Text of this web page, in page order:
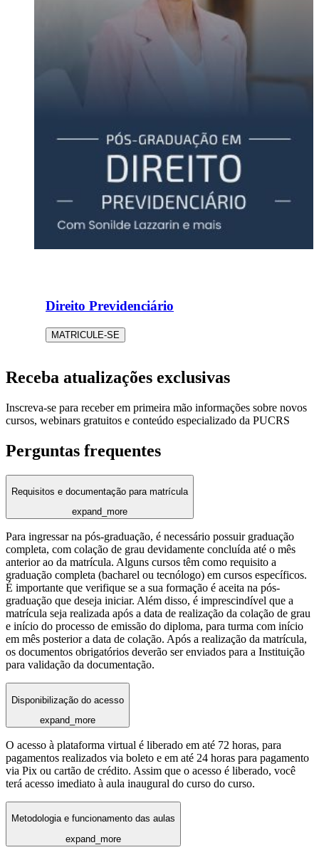
Direito Previdenciário
MATRICULE-SE
Receba atualizações exclusivas
Inscreva-se para receber em primeira mão informações sobre novos
cursos, webinars gratuitos e conteúdo especializado da PUCRS
Perguntas frequentes
Requisitos e documentação para matrícula
expand_more
Para ingressar na pós-graduação, é necessário possuir graduação
completa, com colação de grau devidamente concluída até o mês
anterior ao da matrícula. Alguns cursos têm como requisito a
graduação completa (bacharel ou tecnólogo) em cursos específicos.
É importante que verifique se a sua formação é aceita na pós-
graduação que deseja iniciar. Além disso, é imprescindível que a
matrícula seja realizada após a data de realização da colação de grau
e início do processo de emissão do diploma, para turma com início
em mês posterior a data de colação. Após a realização da matrícula,
os documentos obrigatórios deverão ser enviados para a Instituição
para validação da documentação.
Disponibilização do acesso
expand_more
O acesso à plataforma virtual é liberado em até 72 horas, para
pagamentos realizados via boleto e em até 24 horas para pagamento
via Pix ou cartão de crédito. Assim que o acesso é liberado, você
terá acesso imediato à aula inaugural do curso do curso.
Metodologia e funcionamento das aulas
expand_more